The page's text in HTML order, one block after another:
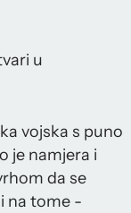
u
vojska s puno
je namjera i
da se
na tome -